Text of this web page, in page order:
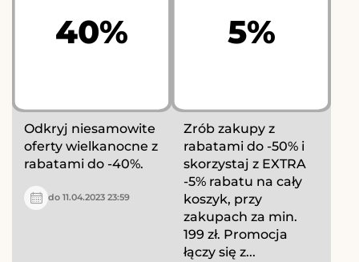
40%
Odkryj niesamowite
oferty wielkanocne z
rabatami do -40%.
do 11.04.2023 23:59
5%
Zrób zakupy z
rabatami do -50% i
skorzystaj z EXTRA
-5% rabatu na cały
koszyk, przy
zakupach za min.
199 zł. Promocja
łączy się z...